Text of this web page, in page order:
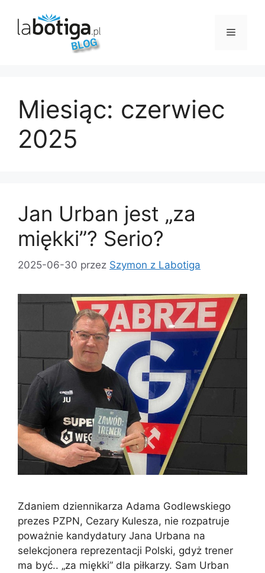
treści
Menu
Miesiąc: czerwiec
2025
Jan Urban jest „za
miękki”? Serio?
2025-06-30 przez Szymon z Labotiga
Zdaniem dziennikarza Adama Godlewskiego
prezes PZPN, Cezary Kulesza, nie rozpatruje
poważnie kandydatury Jana Urbana na
selekcjonera reprezentacji Polski, gdyż trener
ma być.. „za miękki” dla piłkarzy. Sam Urban